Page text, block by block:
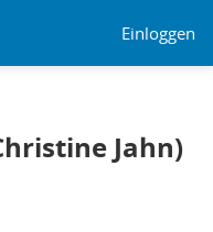
Einloggen
Jahn)